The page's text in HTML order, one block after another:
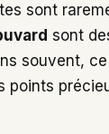
sont
sont
souvent,
points